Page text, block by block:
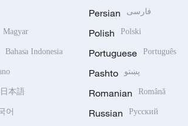
Magyar
Bahasa Indonesia
日本語
어
Persian فارسی
Polish Polski
Portuguese Português
Pashto پښتو
Romanian Română
Russian Русский